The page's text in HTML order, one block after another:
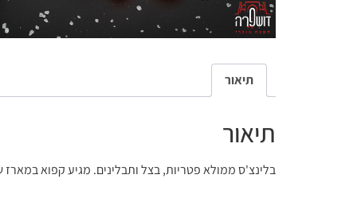
תיאור
תיאור
בלינצ'ס ממולא פטריות, בצל ותבלינים. מגיע קפוא במארז של 5